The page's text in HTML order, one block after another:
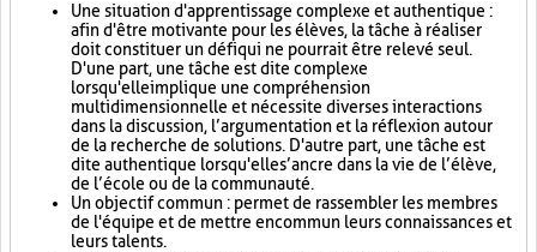
Une situation d'apprentissage complexe et authentique :
afin d'être motivante pour les élèves, la tâche à réaliser
doit constituer un défi qui ne pourrait être relevé seul.
D'une part, une tâche est dite complexe
lorsqu'elle implique une compréhension
multidimensionnelle et nécessite diverses interactions
dans la discussion, l’argumentation et la réflexion autour
de la recherche de solutions. D'autre part, une tâche est
dite authentique lorsqu'elle s’ancre dans la vie de l’élève,
de l’école ou de la communauté.
Un objectif commun : permet de rassembler les membres
de l'équipe et de mettre en commun leurs connaissances et
leurs talents.